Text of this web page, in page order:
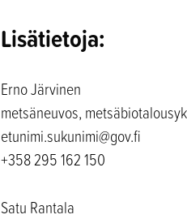
Lisätietoja:
Erno Järvinen
metsäneuvos,
etunimi.sukunimi@gov.fi
+358 295 162 150
Satu Rantala